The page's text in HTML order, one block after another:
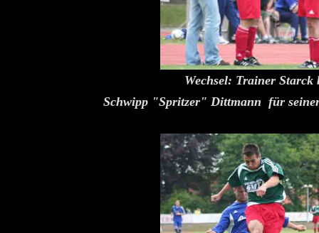
Wechsel: Trainer Starck
Schwipp "Spritzer" Dittmann für